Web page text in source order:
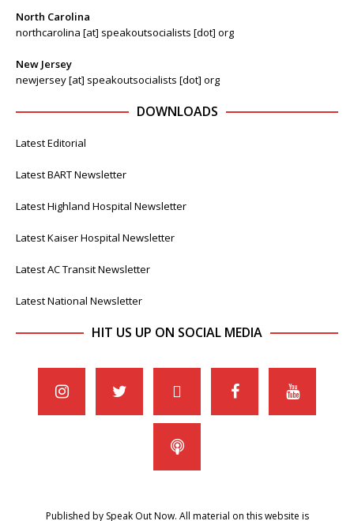
North Carolina
northcarolina [at] speakoutsocialists [dot] org
New Jersey
newjersey [at] speakoutsocialists [dot] org
DOWNLOADS
Latest Editorial
Latest BART Newsletter
Latest Highland Hospital Newsletter
Latest Kaiser Hospital Newsletter
Latest AC Transit Newsletter
Latest National Newsletter
HIT US UP ON SOCIAL MEDIA
Published by Speak Out Now. All material on this website is